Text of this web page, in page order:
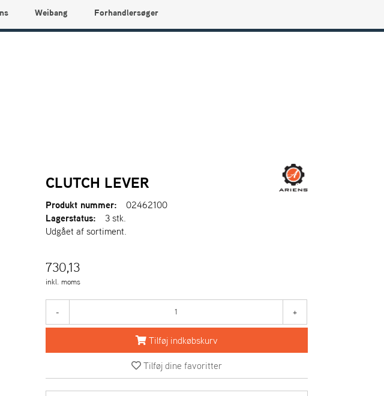
Weibang Forhandlersøger
CLUTCH LEVER
Produkt nummer:
02462100
Lagerstatus:
3 stk.
Udgået af sortiment.
730,13
inkl. moms
- +
Tilføj indkøbskurv
Tilføj dine favoritter